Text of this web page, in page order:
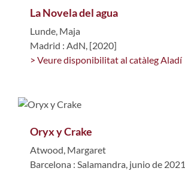
La Novela del agua
Lunde, Maja
Madrid : AdN, [2020]
> Veure disponibilitat al catàleg Aladí
Oryx y Crake
Atwood, Margaret
Barcelona : Salamandra, junio de 2021